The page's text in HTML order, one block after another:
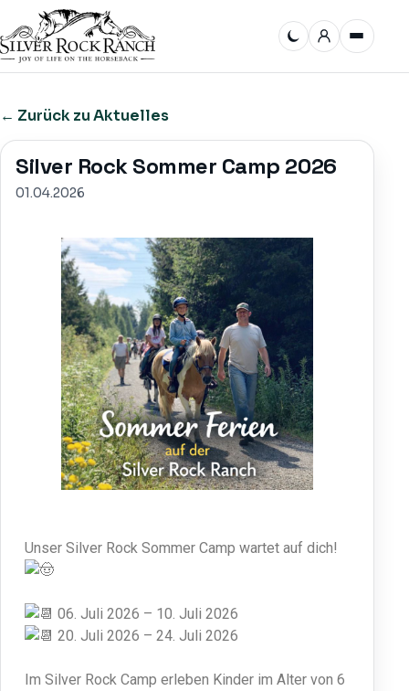
Darstellungsmodus
DIENSTLEISTUNGEN
VEREIN SRR E.V.
MITGLIEDERBEREICH
← Zurück zu Aktuelles
Silver Rock Sommer Camp 2026
01.04.2026
Unser Silver Rock Sommer Camp wartet auf dich!
06. Juli 2026 – 10. Juli 2026
20. Juli 2026 – 24. Juli 2026
Im Silver Rock Camp erleben Kinder im Alter von 6